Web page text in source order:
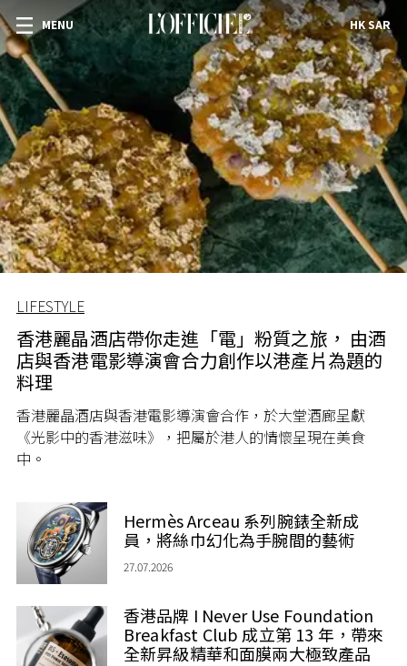
MENU HK SAR
LIFESTYLE
香港麗晶酒店帶你走進「電」粉質之旅， 由酒
店與香港電影導演會合力創作以港產片為題的
料理
香港麗晶酒店與香港電影導演會合作，於大堂酒廊呈獻
《光影中的香港滋味》，把屬於港人的情懷呈現在美食
中。
Hermès Arceau 系列腕錶全新成
員，將絲巾幻化為手腕間的藝術
27.07.2026
香港品牌 I Never Use Foundation
Breakfast Club 成立第 13 年，帶來
全新昇級精華和面膜兩大極致產品